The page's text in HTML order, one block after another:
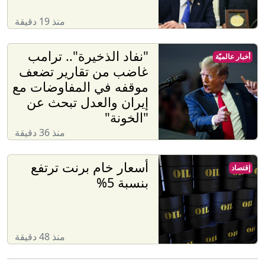
منذ 19 دقيقة
"نفاد الذخيرة".. ترامب
غاضب من تقارير تضعف
موقفه في المفاوضات مع
إيران والعدل تبحث عن
"الخونة"
منذ 36 دقيقة
أخبار عالميّة
أسعار خام برنت ترتفع
بنسبة 5%
منذ 48 دقيقة
إقتصاد